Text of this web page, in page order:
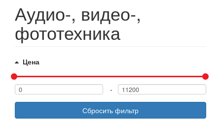
Аудио-, видео-,
фототехника
Цена
-
Сбросить фильтр